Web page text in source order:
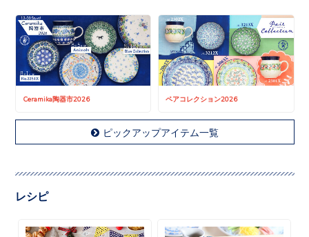
Ceramika陶器市2026 ペアコレクション2026
ピックアップアイテム一覧
レシピ